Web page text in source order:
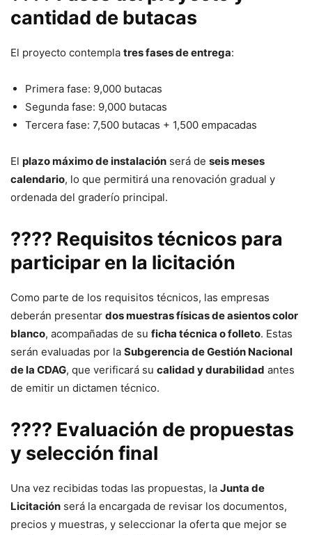
cantidad de butacas
El proyecto contempla tres fases de entrega:
Primera fase: 9,000 butacas
Segunda fase: 9,000 butacas
Tercera fase: 7,500 butacas + 1,500 empacadas
El plazo máximo de instalación será de seis meses
calendario, lo que permitirá una renovación gradual y
ordenada del graderío principal.
???? Requisitos técnicos para
participar en la licitación
Como parte de los requisitos técnicos, las empresas
deberán presentar dos muestras físicas de asientos color
blanco, acompañadas de su ficha técnica o folleto. Estas
serán evaluadas por la Subgerencia de Gestión Nacional
de la CDAG, que verificará su calidad y durabilidad antes
de emitir un dictamen técnico.
???? Evaluación de propuestas
y selección final
Una vez recibidas todas las propuestas, la Junta de
Licitación será la encargada de revisar los documentos,
precios y muestras, y seleccionar la oferta que mejor se